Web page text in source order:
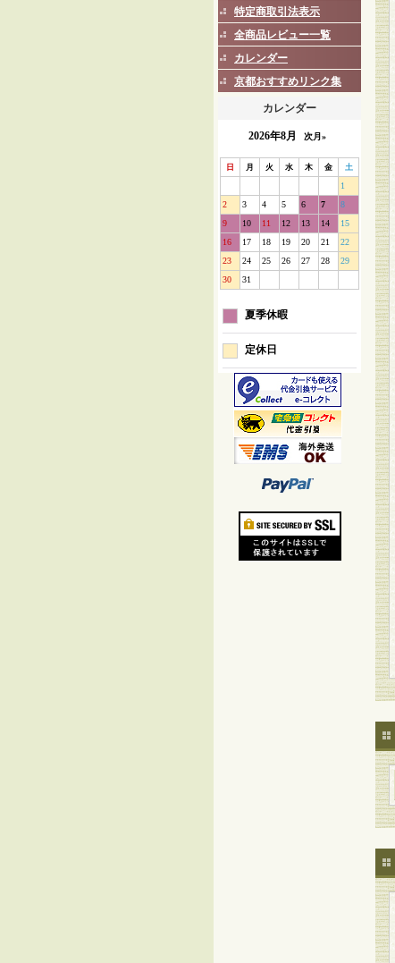
特定商取引法表示
全商品レビュー一覧
カレンダー
京都おすすめリンク集
カレンダー
2026年8月 次月»
日 月 火 水 木 金 土
1
2
3 4 5 6 7
8
9
10 11 12 13 14
15
16
17 18 19 20 21
22
23
24 25 26 27 28
29
30
31
夏季休暇
定休日